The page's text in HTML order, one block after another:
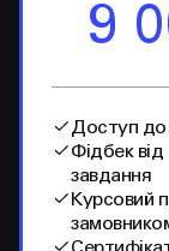
9
Доступ до
Фідбек
завдання
Курсовий